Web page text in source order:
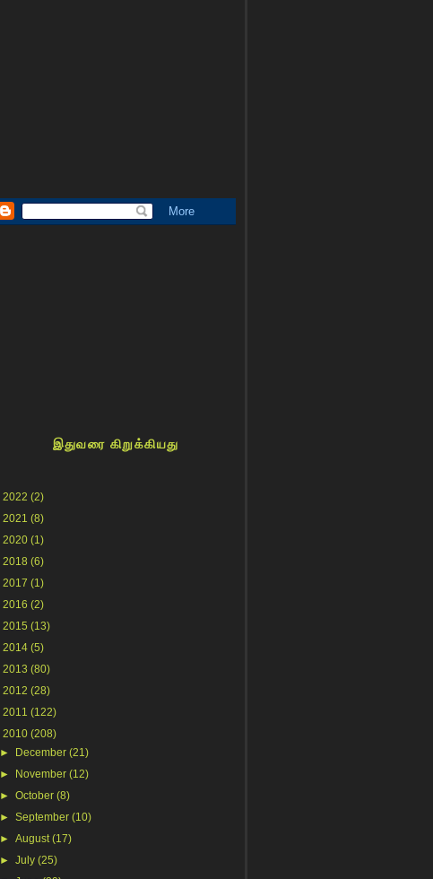
இதுவரை கிறுக்கியது
2022 (2)
2021 (8)
2020 (1)
2018 (6)
2017 (1)
2016 (2)
2015 (13)
2014 (5)
2013 (80)
2012 (28)
2011 (122)
2010 (208)
►
December (21)
►
November (12)
►October (8)
►September (10)
►August (17)
►July (25)